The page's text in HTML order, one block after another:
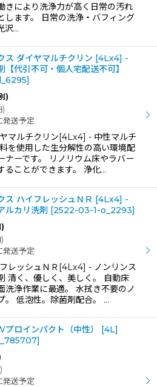
きにより洗浄力が高く日常の汚れ
します。 日常の洗浄・バフィング
沢…
ス ダイヤマルチクリン [4Lx4] -
【代引不可・個人宅配送不可】
]
)
)
発送予定
マルチクリン[4Lx4] - 中性マルチ
を使用した生分解性の高い環境配
ナーです。 リノリウム床やラバー
ることができます。 浄化…
ス ハイフレッシュＮＲ [4Lx4] -
ルカリ洗剤 [2522-03-1-o_2293]
)
)
発送予定
レッシュＮＲ[4Lx4] - ノンリンス
清く、優しく、美しく。 自動床
洗浄作業に最適。 水拭き不要のノ
。 低泡性。除菌剤配合。 …
プロインパクト（中性） [4L]
]
)
発送予定